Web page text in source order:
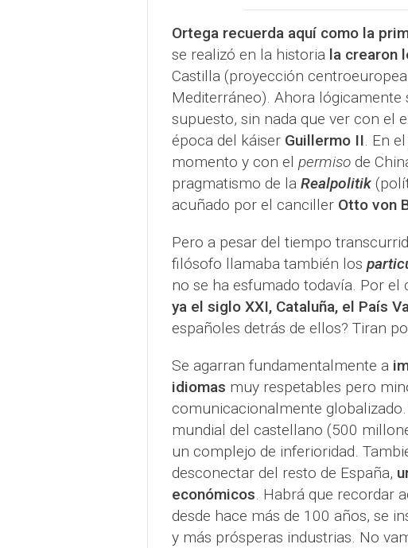
Ortega recuerda aquí como la
se realizó en la historia la crearon
Castilla (proyección
Mediterráneo). Ahora lógicamente
supuesto, sin nada que ver con el
época del káiser Guillermo II. En
momento y con el permisode
pragmatismo de la Realpolitik
acuñado por el canciller Otto von
Pero a pesar del tiempo
filósofo llamaba también los
no se ha esfumado todavía. Por el
ya el siglo XXI, Cataluña, el País
españoles detrás de ellos? Tiran
Se agarran fundamentalmente a
idiomas muy respetables pero
comunicacionalmente
mundial del castellano (500
un complejo de inferioridad.
desconectar del resto de España,
económicos. Habrá que recordar
desde hace más de 100 años, se
y más prósperas industrias. No